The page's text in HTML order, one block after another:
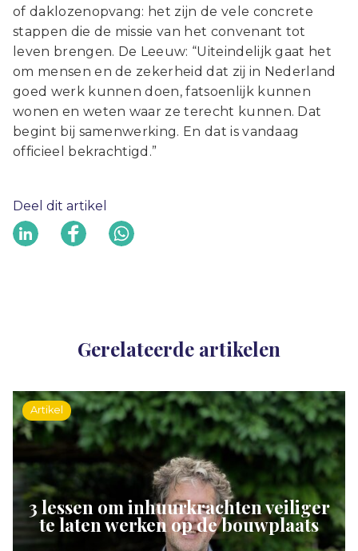
of daklozenopvang: het zijn de vele concrete
stappen die de missie van het convenant tot
leven brengen. De Leeuw: “Uiteindelijk gaat het
om mensen en de zekerheid dat zij in Nederland
goed werk kunnen doen, fatsoenlijk kunnen
wonen en weten waar ze terecht kunnen. Dat
begint bij samenwerking. En dat is vandaag
officieel bekrachtigd.”
Deel dit artikel
Gerelateerde artikelen
Artikel
3 lessen om inhuurkrachten veiliger
te laten werken op de bouwplaats